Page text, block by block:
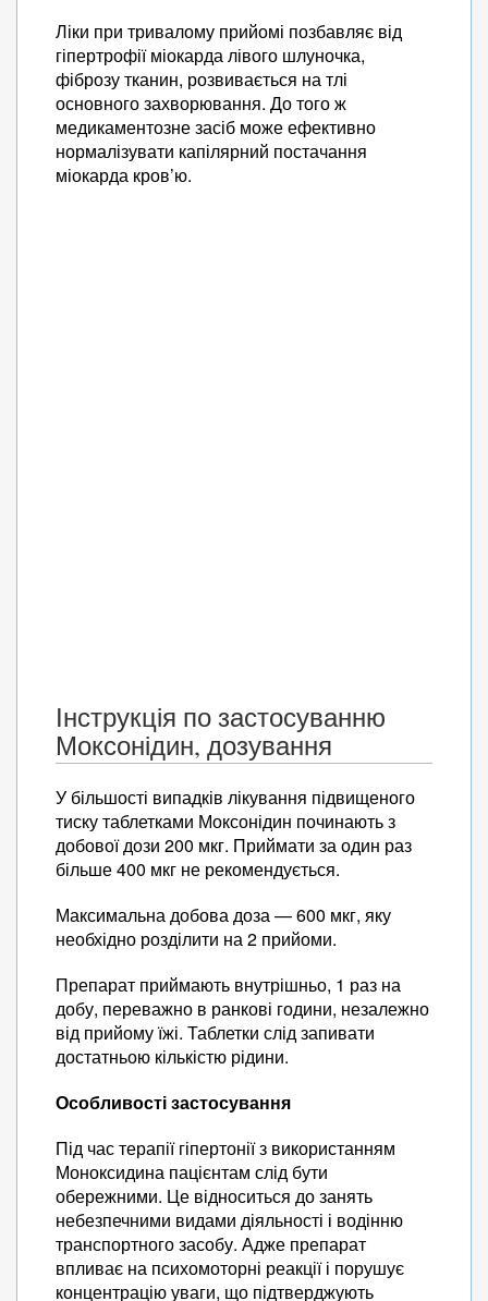
Ліки при тривалому прийомі позбавляє від
гіпертрофії міокарда лівого шлуночка,
фіброзу тканин, розвивається на тлі
основного захворювання. До того ж
медикаментозне засіб може ефективно
нормалізувати капілярний постачання
міокарда кров’ю.
Інструкція по застосуванню
Моксонідин, дозування
У більшості випадків лікування підвищеного
тиску таблетками Моксонідин починають з
добової дози 200 мкг. Приймати за один раз
більше 400 мкг не рекомендується.
Максимальна добова доза — 600 мкг, яку
необхідно розділити на 2 прийоми.
Препарат приймають внутрішньо, 1 раз на
добу, переважно в ранкові години, незалежно
від прийому їжі. Таблетки слід запивати
достатньою кількістю рідини.
Особливості застосування
Під час терапії гіпертонії з використанням
Моноксидина пацієнтам слід бути
обережними. Це відноситься до занять
небезпечними видами діяльності і водінню
транспортного засобу. Адже препарат
впливає на психомоторні реакції і порушує
концентрацію уваги, що підтверджують